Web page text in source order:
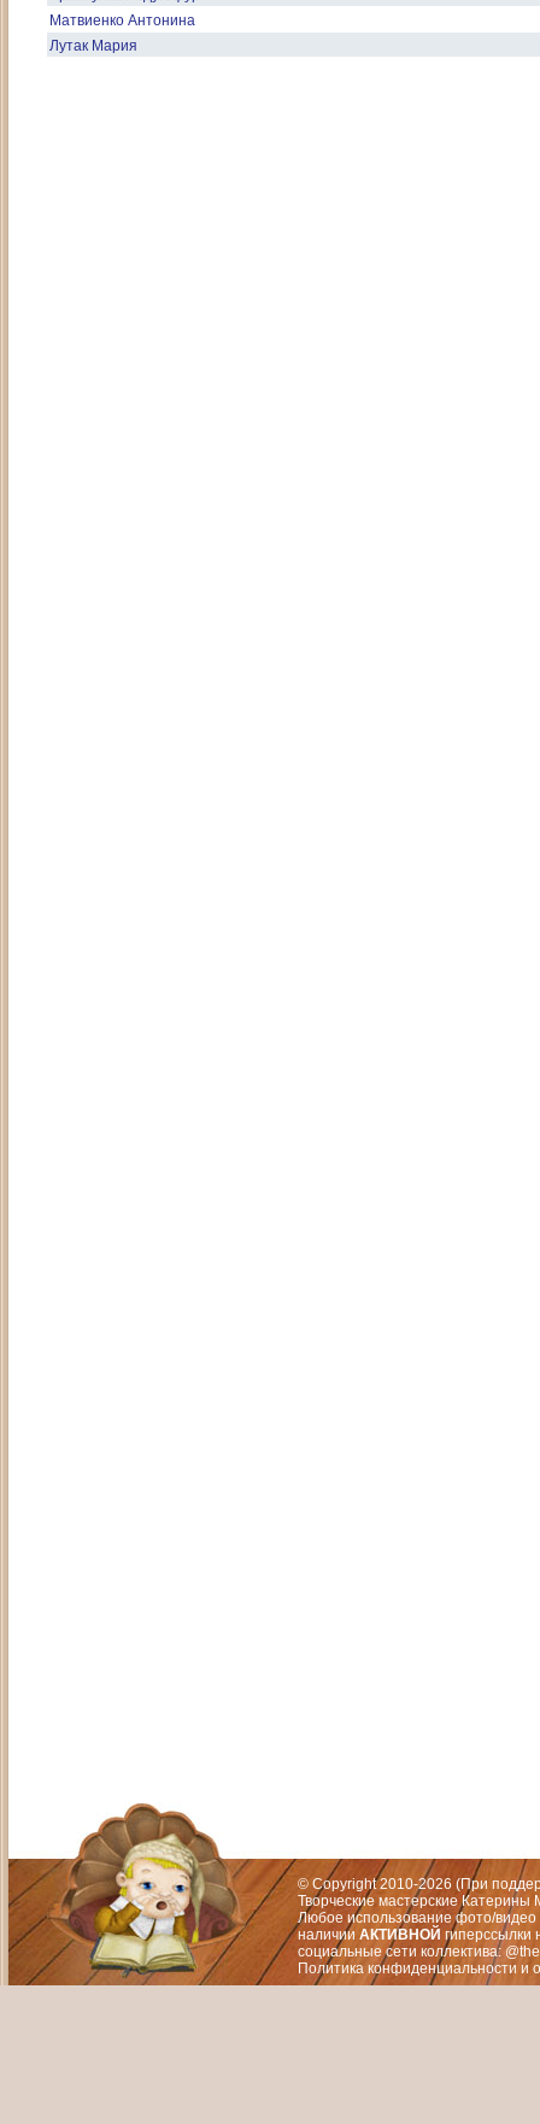
Матвиенко Антонина
Лутак Мария
© Copyright 2010-2026 (При
Творческие мастерские
Любое использование фото/видео
наличии АКТИВНОЙ гиперссылки
социальные сети коллектива:
Политика конфиденциальности и